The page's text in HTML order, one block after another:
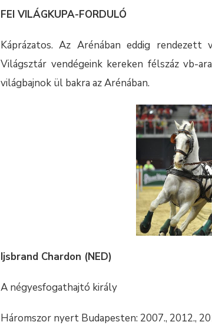
FEI VILÁGKUPA-FORDULÓ
Káprázatos. Az Arénában eddig
Világsztár vendégeink kereken félszáz vb-
világbajnok ül bakra az Arénában.
Ijsbrand Chardon (NED)
A négyesfogathajtó király
Háromszor nyert Budapesten: 2007., 2012.,